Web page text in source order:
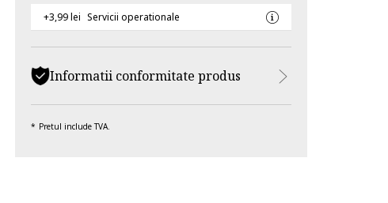
+3,99 lei Servicii operationale
Informatii conformitate produs
Pretul include TVA.